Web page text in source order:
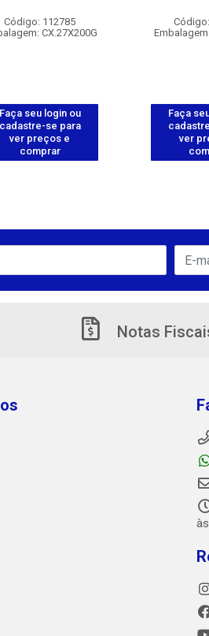
Código: 112785
CX.27X200G
Faça seu login ou
cadastre-se para
ver preços e
comprar
Faça
ver
Notas